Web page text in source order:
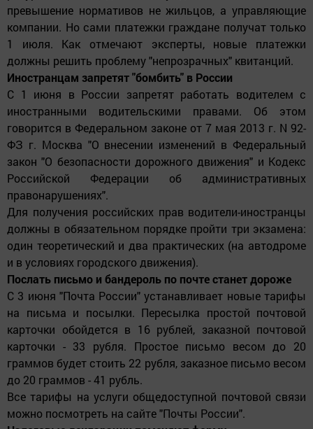
превышение нормативов не жильцов, а управляющие
компании. Но сами платежки граждане получат только
1 июля. Как отмечают эксперты, новые платежки
должны решить проблему "непрозрачных" квитанций.
Иностранцам запретят "бомбить" в России
С 1 июня в России запретят работать водителем с
иностранными водительскими правами. Об этом
говорится в Федеральном законе от 7 мая 2013 г. N 92-
ФЗ г. Москва "О внесении изменений в Федеральный
закон "О безопасности дорожного движения" и Кодекс
Российской Федерации об административных
правонарушениях".
Для получения российских прав водители-иностранцы
должны в обязательном порядке пройти три экзамена:
один теоретический и два практических (на автодроме
и в условиях городского движения).
Послать письмо и бандероль по почте станет дороже
С 3 июня "Почта России" устанавливает новые тарифы
на письма и посылки. Пересылка простой почтовой
карточки обойдется в 16 рублей, заказной почтовой
карточки - 33 рубля. Простое письмо весом до 20
граммов будет стоить 22 рубля, заказное письмо весом
до 20 граммов - 41 рубль.
Все тарифы на услуги общедоступной почтовой связи
можно посмотреть на сайте "Почты России".